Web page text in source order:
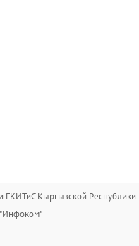
ГКИТиС Кыргызской Республики
"Инфоком"